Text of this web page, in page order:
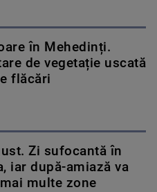
în Mehedinți.
de vegetație uscată
flăcări
Zi sufocantă în
iar după-amiază va
multe zone